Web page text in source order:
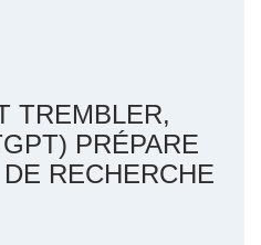
TREMBLER,
PRÉPARE
RECHERCHE